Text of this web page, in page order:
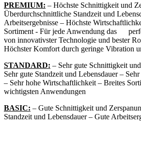
PREMIUM: – Höchste Schnittigkeit und
Überdurchschnittliche Standzeit und
Arbeitsergebnisse – Höchste
Sortiment - Für jede Anwendung das
von innovativster Technologie und bester
Höchster Komfort durch geringe Vibration
STANDARD: – Sehr gute Schnittigkeit
Sehr gute Standzeit und Lebensdauer –
– Sehr hohe Wirtschaftlichkeit – Breites
wichtigsten Anwendungen
BASIC: – Gute Schnittigkeit und
Standzeit und Lebensdauer – Gute